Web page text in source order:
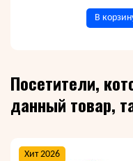
В
Посетители,
данный товар,
Хит 2026